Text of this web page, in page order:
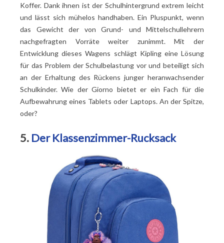
Koffer. Dank ihnen ist der Schulhintergrund extrem leicht
und lässt sich mühelos handhaben. Ein Pluspunkt, wenn
das Gewicht der von Grund- und Mittelschullehrern
nachgefragten Vorräte weiter zunimmt. Mit der
Entwicklung dieses Wagens schlägt Kipling eine Lösung
für das Problem der Schulbelastung vor und beteiligt sich
an der Erhaltung des Rückens junger heranwachsender
Schulkinder. Wie der Giorno bietet er ein Fach für die
Aufbewahrung eines Tablets oder Laptops. An der Spitze,
oder?
5. Der Klassenzimmer-Rucksack